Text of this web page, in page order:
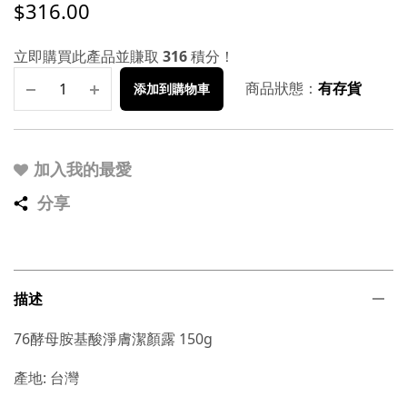
$316.00
立即購買此產品並賺取 316積分！
添加到購物車 商品狀態： 有存貨
加入我的最愛
分享
描述
76酵母胺基酸淨膚潔顏露 150g
產地: 台灣